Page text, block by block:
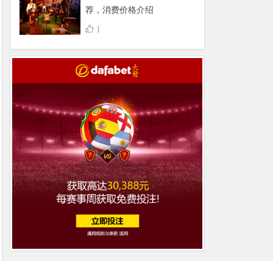
荐，消费价格介绍
1